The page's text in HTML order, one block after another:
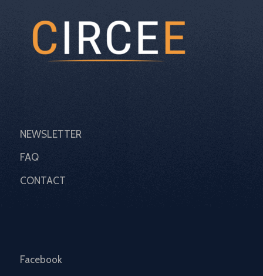
NEWSLETTER
FAQ
CONTACT
Facebook